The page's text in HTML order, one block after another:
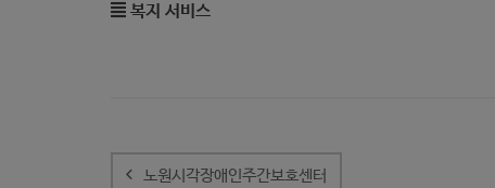
복지 서비스
내 노원시각장애인주간보호센터